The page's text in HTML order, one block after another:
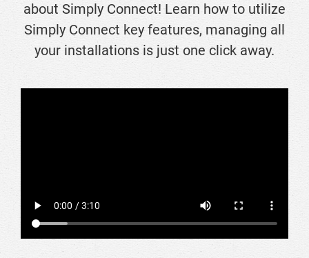
about Simply Connect! Learn how to utilize
Simply Connect key features, managing all
your installations is just one click away.